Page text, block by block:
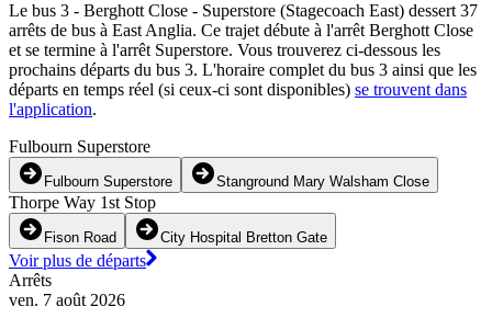
Le bus 3 - Berghott Close - Superstore (Stagecoach East) dessert 37
arrêts de bus à East Anglia. Ce trajet débute à l'arrêt Berghott Close
et se termine à l'arrêt Superstore. Vous trouverez ci-dessous les
prochains départs du bus 3. L'horaire complet du bus 3 ainsi que les
départs en temps réel (si ceux-ci sont disponibles) se trouvent dans
l'application.
Fulbourn Superstore
Fulbourn Superstore Stanground Mary Walsham Close
Thorpe Way 1st Stop
Fison Road City Hospital Bretton Gate
Voir plus de départs
Arrêts
ven. 7 août 2026